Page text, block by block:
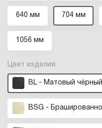
640 мм 704 мм
1056 мм
Цвет изделия:
BL - Матовый чёрный
BSG -